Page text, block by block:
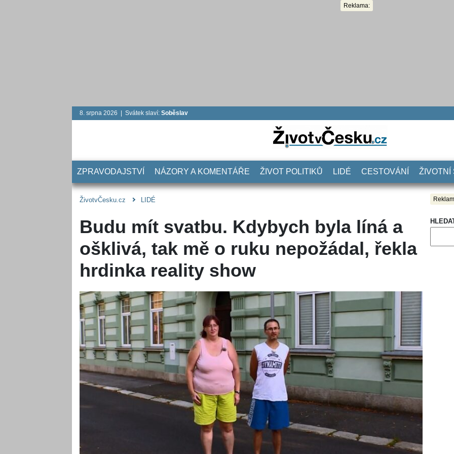
Reklama:
8. srpna 2026 | Svátek slaví: Soběslav
ZPRAVODAJSTVÍ NÁZORY A KOMENTÁŘE ŽIVOT POLITIKŮ LIDÉ CESTOVÁNÍ ŽIVOTNÍ
ŽivotvČesku.cz LIDÉ
Budu mít svatbu. Kdybych byla líná a
ošklivá, tak mě o ruku nepožádal, řekla
hrdinka reality show